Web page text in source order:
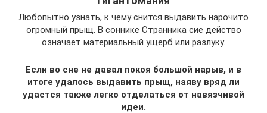
Любопытно узнать, к чему снится выдавить нарочито
огромный прыщ. В соннике Странника сие действо
означает материальный ущерб или разлуку.
Если во сне не давал покоя большой нарыв, и в
итоге удалось выдавить прыщ, наяву вряд ли
удастся также легко отделаться от навязчивой
идеи.